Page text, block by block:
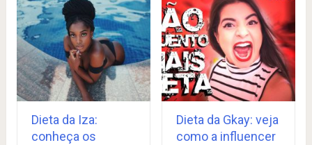
Dieta da Iza:
conheça os
Dieta da Gkay: veja
como a influencer